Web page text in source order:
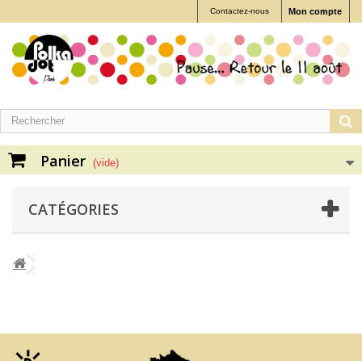
Mon compte
Contactez-nous
Panier (vide)
CATÉGORIES